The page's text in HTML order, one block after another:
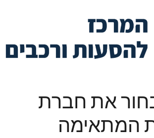
את חברת
המתאימה